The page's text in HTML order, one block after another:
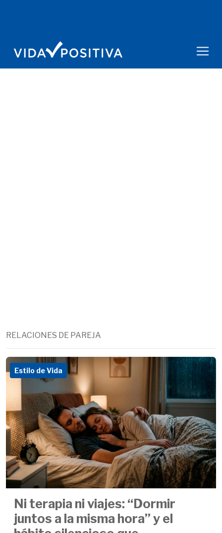
RELACIONES DE PAREJA
Estilo de Vida
Ni terapia ni viajes: “Dormir
juntos a la misma hora” y el